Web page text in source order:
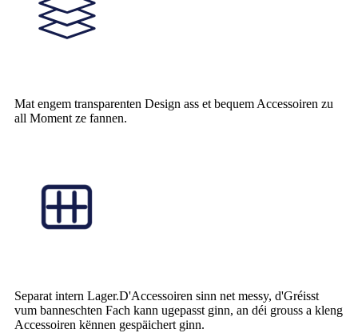
Mat engem transparenten Design ass et bequem Accessoiren zu
all Moment ze fannen.
Separat intern Lager.D'Accessoiren sinn net messy, d'Gréisst
vum banneschten Fach kann ugepasst ginn, an déi grouss a kleng
Accessoiren kënnen gespäichert ginn.